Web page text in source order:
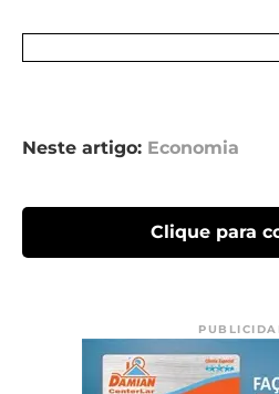
Neste artigo: Economia
Clique para